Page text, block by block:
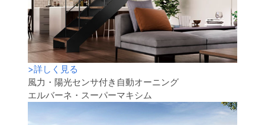
>詳しく見る
風力・陽光センサ付き自動オーニング
エルバーネ・スーパーマキシム